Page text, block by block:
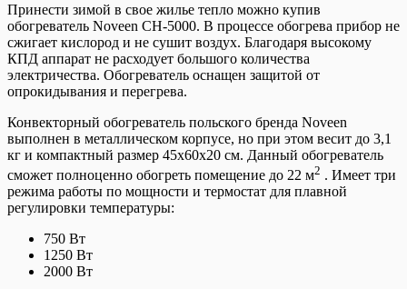
Принести зимой в свое жилье тепло можно купив
обогреватель Noveen CH-5000. В процессе обогрева прибор не
сжигает кислород и не сушит воздух. Благодаря высокому
КПД аппарат не расходует большого количества
электричества. Обогреватель оснащен защитой от
опрокидывания и перегрева.
Конвекторный обогреватель польского бренда Noveen
выполнен в металлическом корпусе, но при этом весит до 3,1
кг и компактный размер 45х60х20 см. Данный обогреватель
сможет полноценно обогреть помещение до 22 м2 . Имеет три
режима работы по мощности и термостат для плавной
регулировки температуры:
750 Вт
1250 Вт
2000 Вт